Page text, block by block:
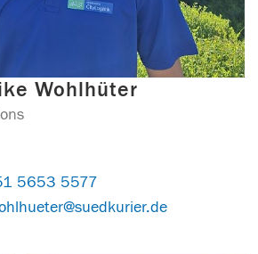
Wohlhüter
5653 5577